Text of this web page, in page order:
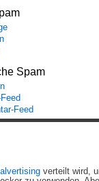
Spam
Feed
verteilt wird,